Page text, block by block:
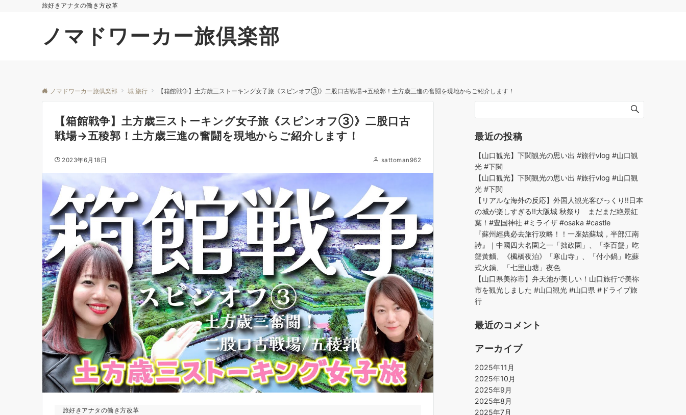
旅好きアナタの働き方改革
ノマドワーカー旅倶楽部
ノマドワーカー旅倶楽部 城 旅行 【箱館戦争】土方歳三ストーキング女子旅《スピンオフ③》二股口古戦場→五稜郭！土方歳三進の奮闘を現地からご紹介します！
【箱館戦争】土方歳三ストーキング女子旅《スピンオフ③》二股口古
戦場→五稜郭！土方歳三進の奮闘を現地からご紹介します！
2023年6月18日 sattoman962
最近の投稿
【山口観光】下関観光の思い出 #旅行vlog #山口観
光 #下関
【山口観光】下関観光の思い出 #旅行vlog #山口観
光 #下関
【リアルな海外の反応】外国人観光客びっくり!!日本
の城が楽しすぎる!!大阪城 秋祭り まだまだ絶景紅
葉！#豊国神社 #ミライザ #osaka #castle
『蘇州經典必去旅行攻略！！一座姑蘇城，半部江南
詩』｜中國四大名園之一「拙政園」、「李百蟹」吃
蟹黃麵、《楓橋夜泊》「寒山寺」、「付小鍋」吃蘇
式火鍋、「七里山塘」夜色
【山口県美祢市】弁天池が美しい！山口旅行で美祢
市を観光しました #山口観光 #山口県 #ドライブ旅
行
最近のコメント
アーカイブ
2025年11月
2025年10月
2025年9月
2025年8月
2025年7月